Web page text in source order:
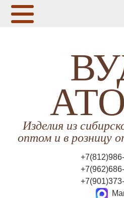
Изделия из
оптом и в розницу